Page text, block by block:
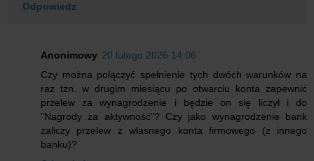
Odpowiedz
Anonimowy 20 lutego 2026 14:06
Czy można połączyć spełnienie tych dwóch warunków na
raz tzn. w drugim miesiącu po otwarciu konta zapewnić
przelew za wynagrodzenie i będzie on się liczył i do
"Nagrody za aktywność"? Czy jako wynagrodzenie bank
zaliczy przelew z własnego konta firmowego (z innego
banku)?